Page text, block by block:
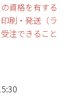
資格を有する
刷・発送（ラ
注できること